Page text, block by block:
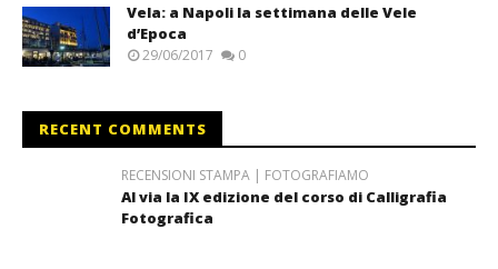
Vela: a Napoli la settimana delle Vele
d’Epoca
29/06/2017 0
RECENT COMMENTS
RECENSIONI STAMPA | FOTOGRAFIAMO
Al via la IX edizione del corso di Calligrafia
Fotografica